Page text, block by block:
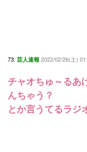
73: 芸人速報 2022/02/26(土)
チャオちゅ～るあ
んちゃう？
とか言うてるラジ